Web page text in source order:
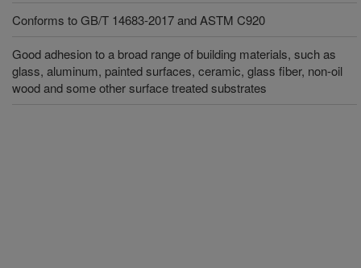
Conforms to GB/T 14683-2017 and ASTM C920
Good adhesion to a broad range of building materials, such as
glass, aluminum, painted surfaces, ceramic, glass fiber, non-oil
wood and some other surface treated substrates